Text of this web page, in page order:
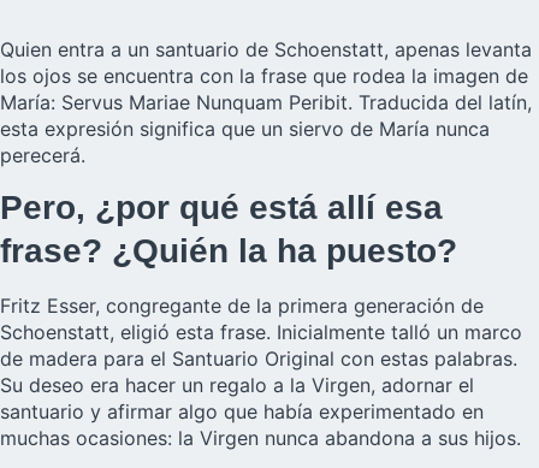
Quien entra a un santuario de Schoenstatt, apenas levanta
los ojos se encuentra con la frase que rodea la imagen de
María: Servus Mariae Nunquam Peribit. Traducida del latín,
esta expresión significa que un siervo de María nunca
perecerá.
Pero, ¿por qué está allí esa
frase? ¿Quién la ha puesto?
Fritz Esser, congregante de la primera generación de
Schoenstatt, eligió esta frase. Inicialmente talló un marco
de madera para el Santuario Original con estas palabras.
Su deseo era hacer un regalo a la Virgen, adornar el
santuario y afirmar algo que había experimentado en
muchas ocasiones: la Virgen nunca abandona a sus hijos.